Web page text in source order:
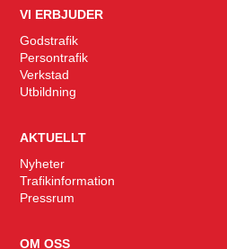
VI ERBJUDER
Godstrafik
Persontrafik
Verkstad
Utbildning
AKTUELLT
Nyheter
Trafikinformation
Pressrum
OM OSS